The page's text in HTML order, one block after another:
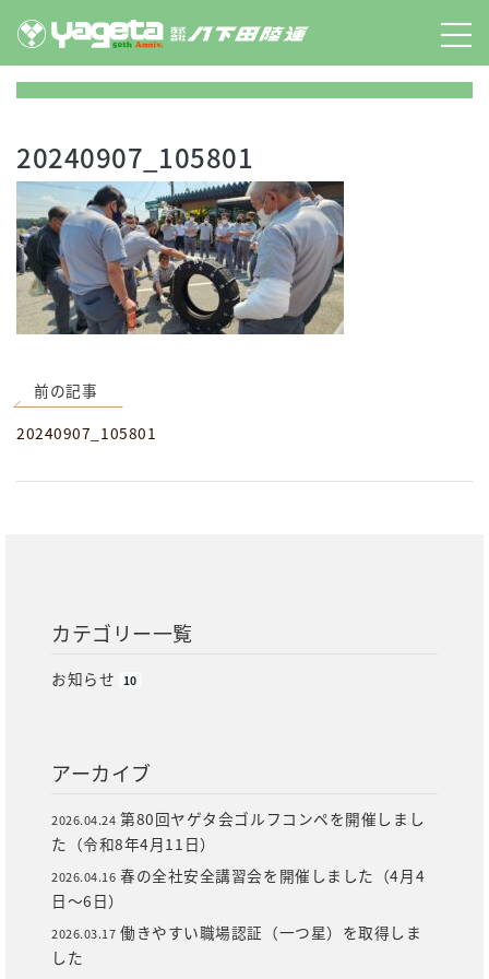
content
20240907_105801
前の記事
20240907_105801
カテゴリー一覧
お知らせ 10
アーカイブ
2026.04.24 第80回ヤゲタ会ゴルフコンペを開催しまし
た（令和8年4月11日）
2026.04.16 春の全社安全講習会を開催しました（4月4
日～6日）
2026.03.17 働きやすい職場認証（一つ星）を取得しま
した